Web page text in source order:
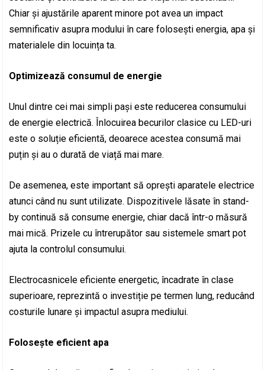
Chiar și ajustările aparent minore pot avea un impact
semnificativ asupra modului în care folosești energia, apa și
materialele din locuința ta.
Optimizează consumul de energie
Unul dintre cei mai simpli pași este reducerea consumului
de energie electrică. Înlocuirea becurilor clasice cu LED-uri
este o soluție eficientă, deoarece acestea consumă mai
puțin și au o durată de viață mai mare.
De asemenea, este important să oprești aparatele electrice
atunci când nu sunt utilizate. Dispozitivele lăsate în stand-
by continuă să consume energie, chiar dacă într-o măsură
mai mică. Prizele cu întrerupător sau sistemele smart pot
ajuta la controlul consumului.
Electrocasnicele eficiente energetic, încadrate în clase
superioare, reprezintă o investiție pe termen lung, reducând
costurile lunare și impactul asupra mediului.
Folosește eficient apa